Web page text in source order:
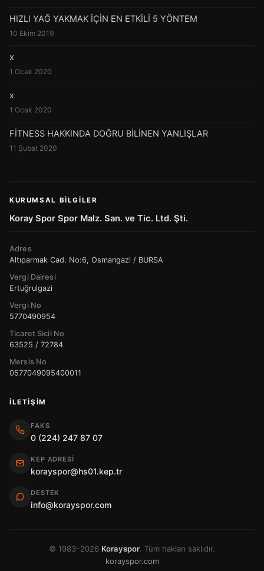
HIZLI YAĞ YAKMAK İÇİN EN ETKİLİ 5 YÖNTEM
10 Ekim 2019
x
1 Ocak 2020
x
1 Ocak 2020
FİTNESS HAKKINDA DOĞRU BİLİNEN YANLIŞLAR
11 Şubat 2020
KURUMSAL BILGILER
Koray Spor Spor Malz. San. ve Tic. Ltd. Şti.
Adres
Altıparmak Cad. No:6, Osmangazi / BURSA
Vergi Dairesi
Ertuğrulgazi
Vergi No
5770490954
Ticaret Sicil No
63525 / 72784
Mersis No
0577049095400011
İLETIŞIM
FAKS
0 (224) 247 87 07
KEP ADRESI
korayspor@hs01.kep.tr
DESTEK
info@korayspor.com
© 1983–2026 Korayspor. Tüm hakları saklıdır.
korayspor.com